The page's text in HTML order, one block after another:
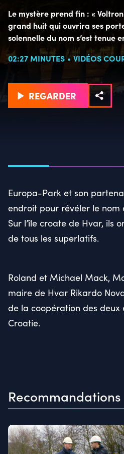
Le mystère prend fin : «
grand huit qui ouvrira ses
solennelle du nom s’est tenue
02:27 MINUTES
VIDÉOS
REGARDER
Europa-Park et son
endroit pour révéler le nom
Sur l’île croate de Hvar, ils
de tous les superlatifs.
Roland et Michael Mack,
maire de Hvar Rikardo
de la coopération des deux
Croatie.
Recommandations